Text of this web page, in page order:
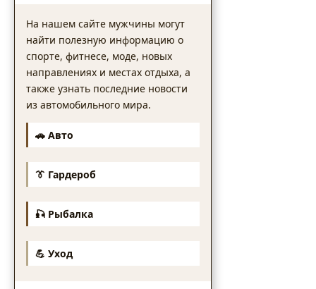
На нашем сайте мужчины могут
найти полезную информацию о
спорте, фитнесе, моде, новых
направлениях и местах отдыха, а
также узнать последние новости
из автомобильного мира.
🚗 Авто
👔 Гардероб
🎣 Рыбалка
💪 Уход